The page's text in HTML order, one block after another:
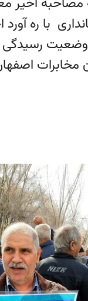
با ره آورد
رسیدگی
مخابرات